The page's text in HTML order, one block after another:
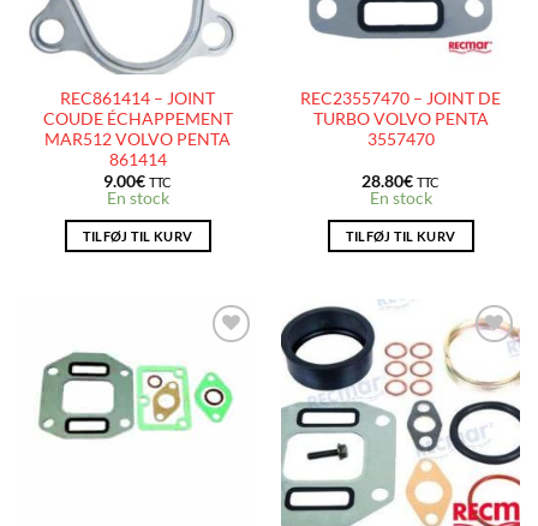
REC861414 – JOINT
COUDE ÉCHAPPEMENT
MAR512 VOLVO PENTA
861414
9.00€ TTC
En stock
TILFØJ TIL KURV
REC23557470 – JOINT DE
TURBO VOLVO PENTA
3557470
28.80€ TTC
En stock
TILFØJ TIL KURV
AJOUTER
À LA
LISTE
D’ENVIES
AJOUTER
À LA
LISTE
D’ENVIES